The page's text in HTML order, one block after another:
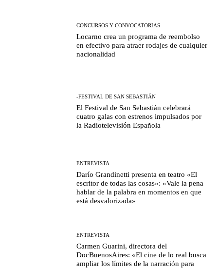
CONCURSOS Y CONVOCATORIAS
Locarno crea un programa de reembolso
en efectivo para atraer rodajes de cualquier
nacionalidad
-FESTIVAL DE SAN SEBASTIÁN
El Festival de San Sebastián celebrará
cuatro galas con estrenos impulsados por
la Radiotelevisión Española
ENTREVISTA
Darío Grandinetti presenta en teatro «El
escritor de todas las cosas»: «Vale la pena
hablar de la palabra en momentos en que
está desvalorizada»
ENTREVISTA
Carmen Guarini, directora del
DocBuenosAires: «El cine de lo real busca
ampliar los límites de la narración para